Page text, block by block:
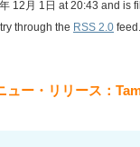
12月 1日 at 20:43 and is
through the RSS 2.0
ー・リリース：